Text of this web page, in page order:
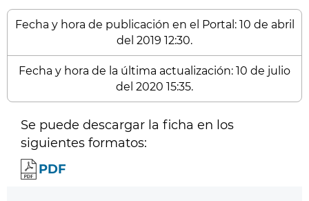
Fecha y hora de publicación en el Portal: 10 de abril
del 2019 12:30.
Fecha y hora de la última actualización: 10 de julio
del 2020 15:35.
Se puede descargar la ficha en los
siguientes formatos:
PDF